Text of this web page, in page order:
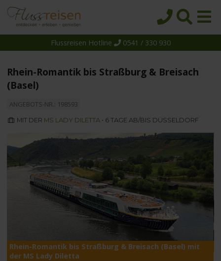
Reiseziele
Reedereien
Wissen
Suche
Flussreisen Hotline 0541 / 330 930
Rhein-Romantik bis Straßburg & Breisach
(Basel)
ANGEBOTS-NR.: 198593
MIT DER MS LADY DILETTA• 6 TAGE AB/BIS DÜSSELDORF
Rhein-Romantik bis Straßburg & Breisach (Basel) mit
der MS Lady Diletta